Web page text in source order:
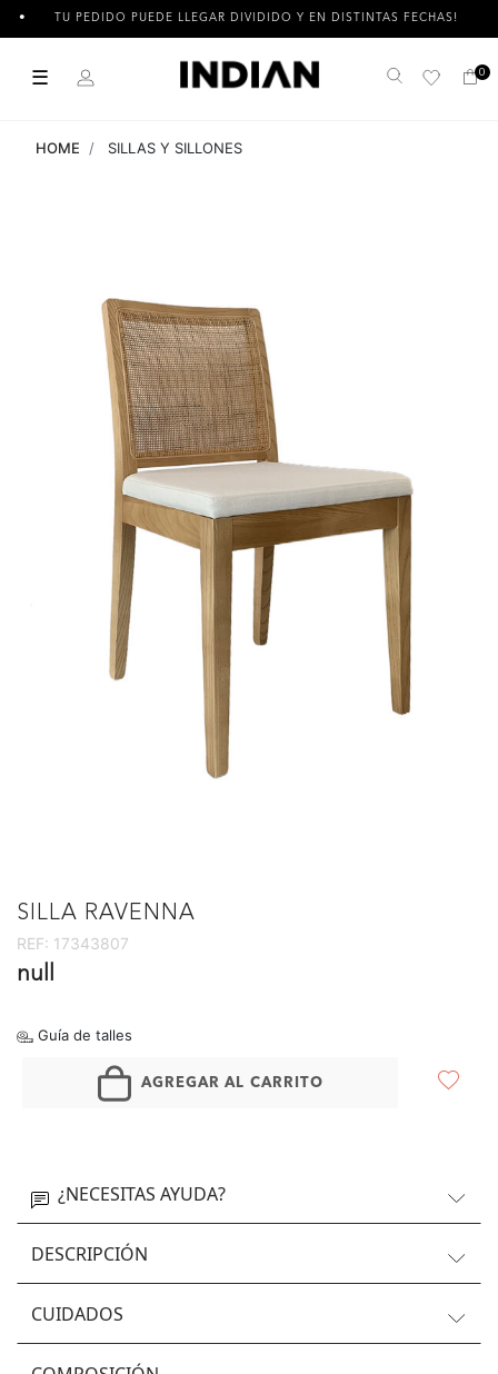
TU PEDIDO PUEDE LLEGAR DIVIDIDO Y EN DISTINTAS FECHAS!
☰ Buscar 0
HOME SILLAS Y SILLONES
SILLA RAVENNA
REF: 17343807
null
Guía de talles
AGREGAR AL CARRITO
¿NECESITAS AYUDA?
DESCRIPCIÓN
CUIDADOS